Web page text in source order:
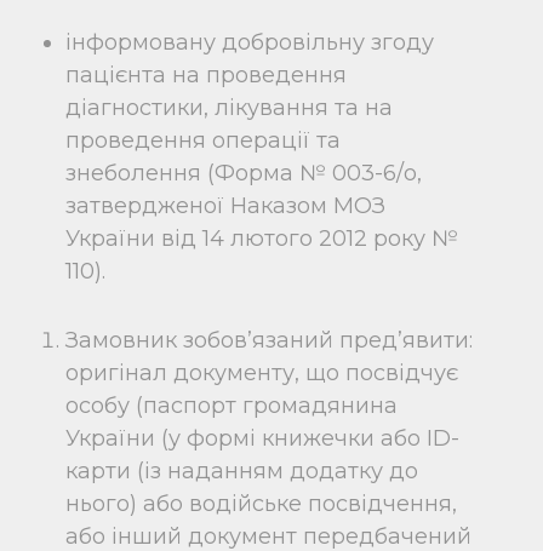
інформовану добровільну згоду
пацієнта на проведення
діагностики, лікування та на
проведення операції та
знеболення (Форма № 003-6/о,
затвердженої Наказом МОЗ
України від 14 лютого 2012 року №
110).
Замовник зобов’язаний пред’явити:
оригінал документу, що посвідчує
особу (паспорт громадянина
України (у формі книжечки або ID-
карти (із наданням додатку до
нього) або водійське посвідчення,
або інший документ передбачений